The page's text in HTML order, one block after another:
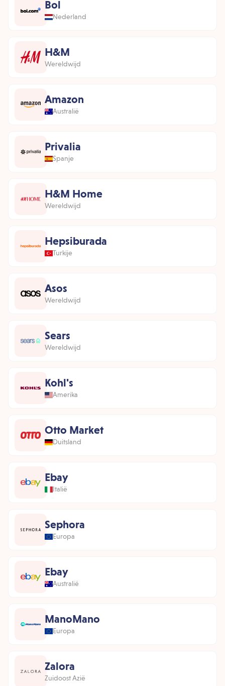
Bol
Nederland
H&M
Wereldwijd
Amazon
Australië
Privalia
Spanje
H&M Home
Wereldwijd
Hepsiburada
Turkije
Asos
Wereldwijd
Sears
Wereldwijd
Kohl's
Amerika
Otto Market
Duitsland
Ebay
Italië
Sephora
Europa
Ebay
Australië
ManoMano
Europa
Zalora
Zuidoost Azië